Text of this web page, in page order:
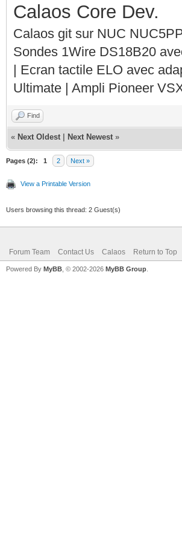
Calaos Core Dev.
Calaos git sur NUC
Sondes 1Wire DS18B20
| Ecran tactile ELO avec
Ultimate | Ampli Pioneer
Find
« Next Oldest Next Newest »
Pages (2): 1 2 Next »
View a Printable Version
Users browsing this thread: 2 Guest(s)
Forum Team Contact Us Calaos Return to Top
Powered By MyBB , © 2002-2026 MyBB Group